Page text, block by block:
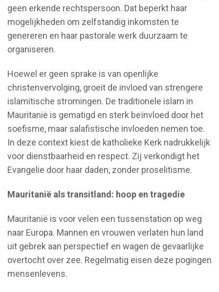
geen erkende rechtspersoon. Dat beperkt haar
mogelijkheden om zelfstandig inkomsten te
genereren en haar pastorale werk duurzaam te
organiseren.
Hoewel er geen sprake is van openlijke
christenvervolging, groeit de invloed van strengere
islamitische stromingen. De traditionele islam in
Mauritanië is gematigd en sterk beïnvloed door het
soefisme, maar salafistische invloeden nemen toe.
In deze context kiest de katholieke Kerk nadrukkelijk
voor dienstbaarheid en respect. Zij verkondigt het
Evangelie door haar daden, zonder proselitisme.
Mauritanië als transitland: hoop en tragedie
Mauritanië is voor velen een tussenstation op weg
naar Europa. Mannen en vrouwen verlaten hun land
uit gebrek aan perspectief en wagen de gevaarlijke
overtocht over zee. Regelmatig eisen deze pogingen
mensenlevens.